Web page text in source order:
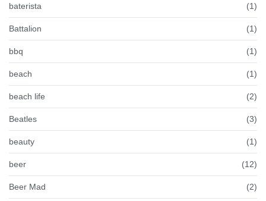
baterista (1)
Battalion (1)
bbq (1)
beach (1)
beach life (2)
Beatles (3)
beauty (1)
beer (12)
Beer Mad (2)